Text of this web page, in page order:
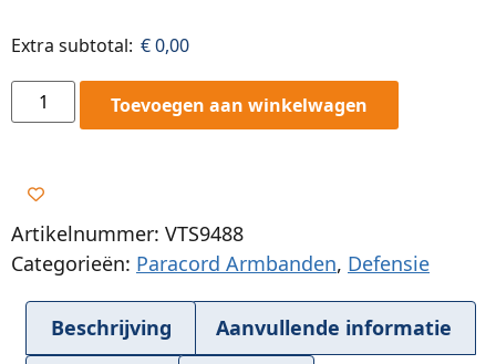
Extra subtotal: €0,00
Toevoegen aan winkelwagen
Artikelnummer: VTS9488
Categorieën: Paracord Armbanden, Defensie
Beschrijving Aanvullende informatie